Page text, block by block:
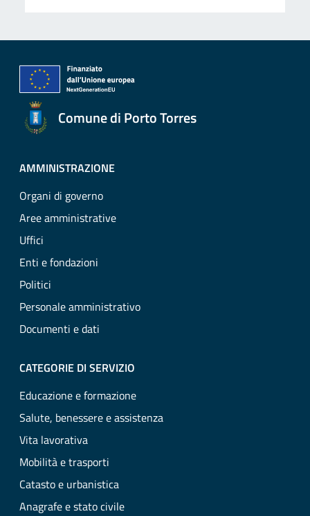
Comune di Porto Torres
AMMINISTRAZIONE
Organi di governo
Aree amministrative
Uffici
Enti e fondazioni
Politici
Personale amministrativo
Documenti e dati
CATEGORIE DI SERVIZIO
Educazione e formazione
Salute, benessere e assistenza
Vita lavorativa
Mobilità e trasporti
Catasto e urbanistica
Anagrafe e stato civile